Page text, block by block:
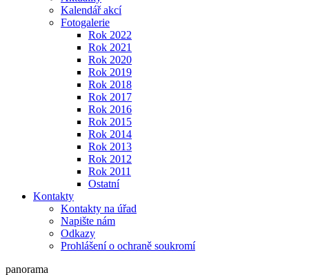
Kalendář akcí
Fotogalerie
Rok 2022
Rok 2021
Rok 2020
Rok 2019
Rok 2018
Rok 2017
Rok 2016
Rok 2015
Rok 2014
Rok 2013
Rok 2012
Rok 2011
Ostatní
Kontakty
Kontakty na úřad
Napište nám
Odkazy
Prohlášení o ochraně soukromí
panorama